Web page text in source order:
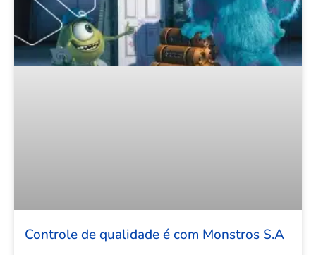
Controle de qualidade é com Monstros S.A